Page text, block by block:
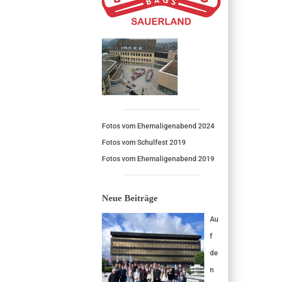
Fotos vom Ehemaligenabend 2024
Fotos vom Schulfest 2019
Fotos vom Ehemaligenabend 2019
Neue Beiträge
Au
f
de
n